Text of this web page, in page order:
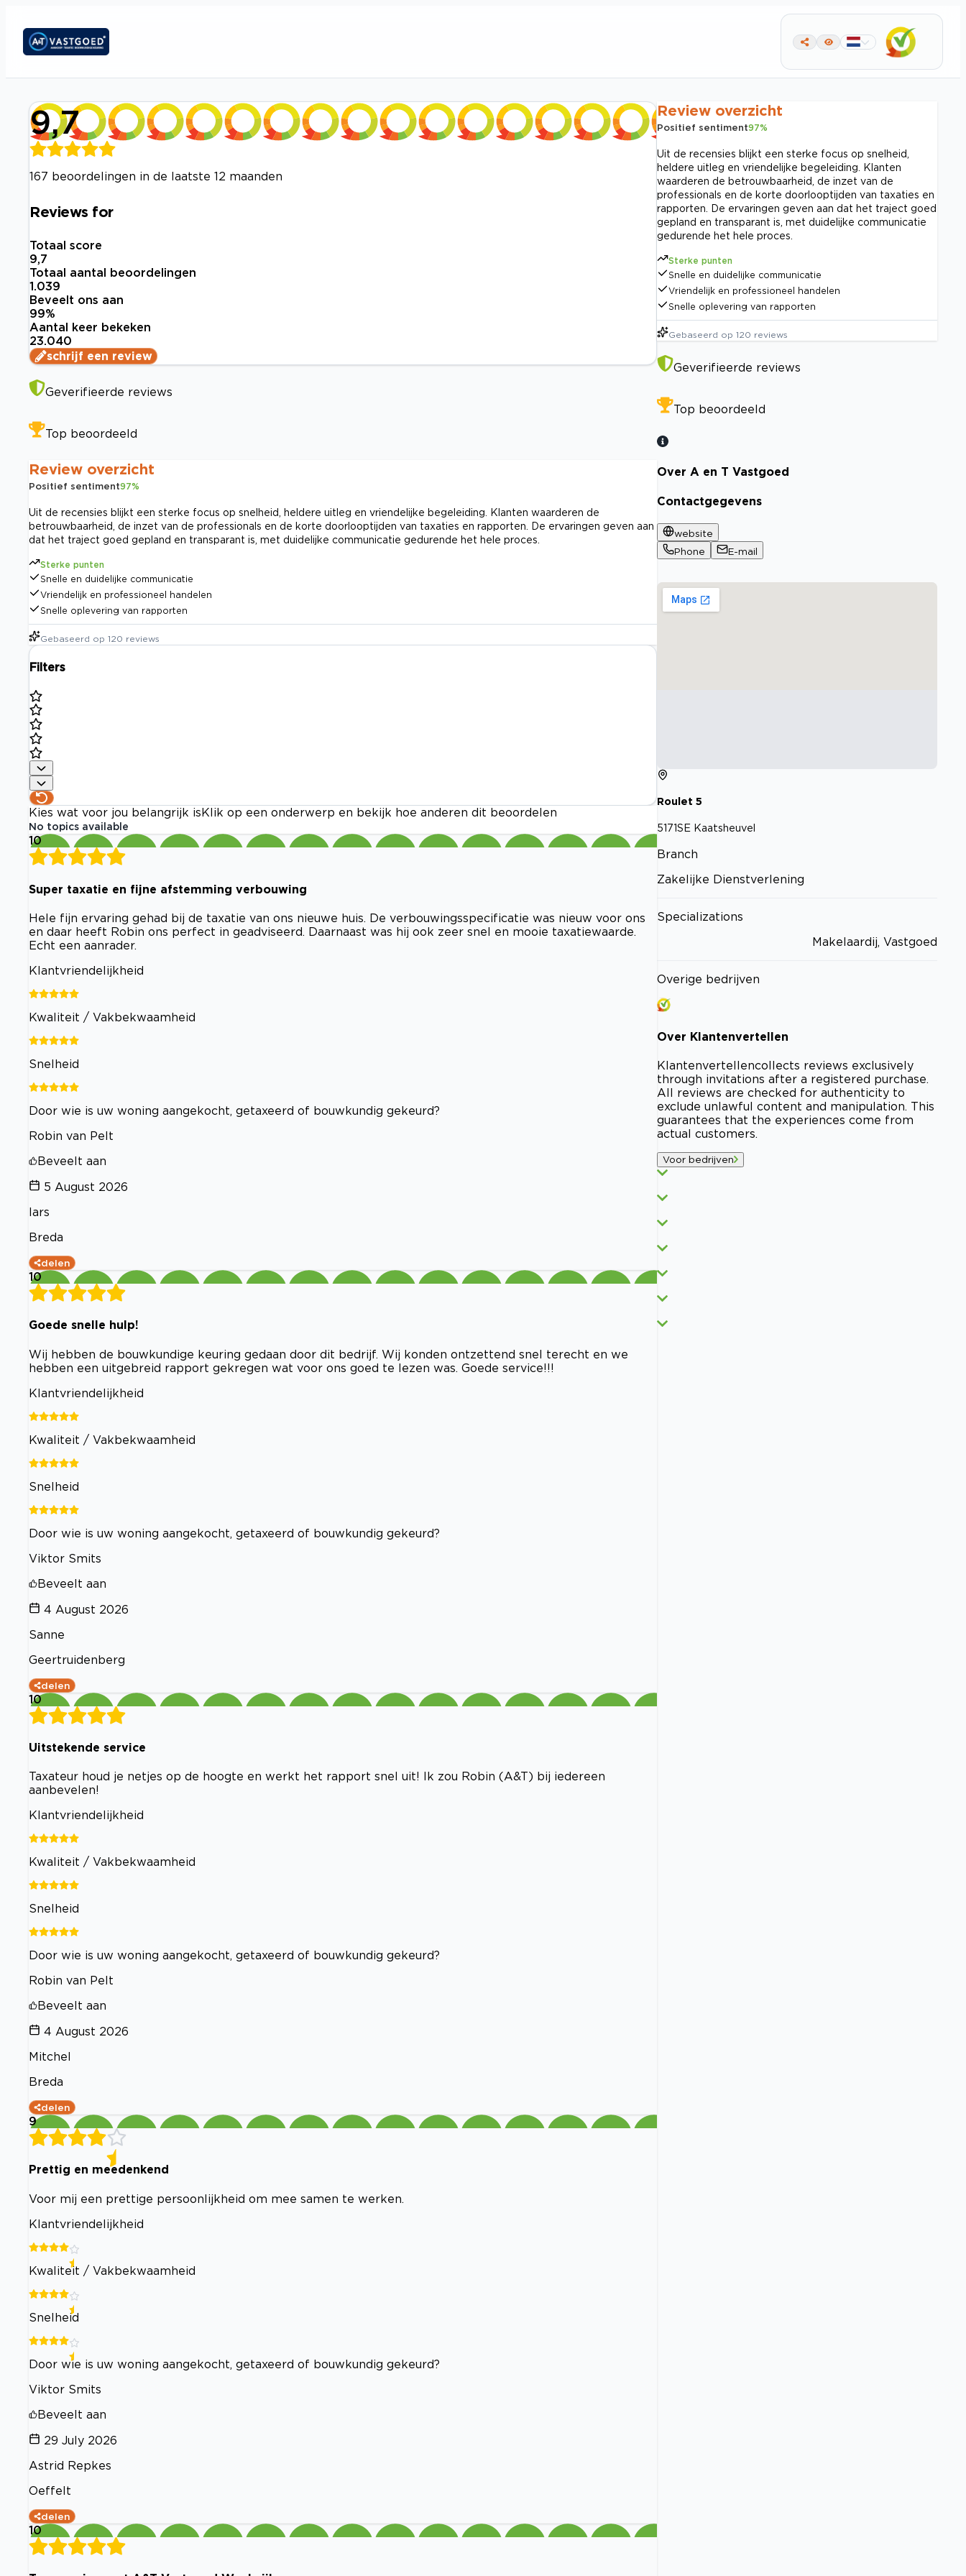
9,7
167 beoordelingen in de laatste 12 maanden
Reviews for
Totaal score
9,7
Totaal aantal beoordelingen
1.039
Beveelt ons aan
99%
Aantal keer bekeken
23.040
schrijf een review
Geverifieerde reviews
Top beoordeeld
Review overzicht
Positief sentiment97%
Uit de recensies blijkt een sterke focus op snelheid, heldere uitleg en vriendelijke begeleiding. Klanten waarderen de
betrouwbaarheid, de inzet van de professionals en de korte doorlooptijden van taxaties en rapporten. De ervaringen geven aan
dat het traject goed gepland en transparant is, met duidelijke communicatie gedurende het hele proces.
Sterke punten
Snelle en duidelijke communicatie
Vriendelijk en professioneel handelen
Snelle oplevering van rapporten
Gebaseerd op 120 reviews
Filters
Kies wat voor jou belangrijk is Klik op een onderwerp en bekijk hoe anderen dit beoordelen
No topics available
10
Super taxatie en fijne afstemming verbouwing
Hele fijn ervaring gehad bij de taxatie van ons nieuwe huis. De verbouwingsspecificatie was nieuw voor ons
en daar heeft Robin ons perfect in geadviseerd. Daarnaast was hij ook zeer snel en mooie taxatiewaarde.
Echt een aanrader.
Klantvriendelijkheid
Kwaliteit / Vakbekwaamheid
Snelheid
Door wie is uw woning aangekocht, getaxeerd of bouwkundig gekeurd?
Robin van Pelt
Beveelt aan
5 August 2026
lars
Breda
delen
10
Goede snelle hulp!
Wij hebben de bouwkundige keuring gedaan door dit bedrijf. Wij konden ontzettend snel terecht en we
hebben een uitgebreid rapport gekregen wat voor ons goed te lezen was. Goede service!!!
Klantvriendelijkheid
Kwaliteit / Vakbekwaamheid
Snelheid
Door wie is uw woning aangekocht, getaxeerd of bouwkundig gekeurd?
Viktor Smits
Beveelt aan
4 August 2026
Sanne
Geertruidenberg
delen
10
Uitstekende service
Taxateur houd je netjes op de hoogte en werkt het rapport snel uit! Ik zou Robin (A&T) bij iedereen
aanbevelen!
Klantvriendelijkheid
Kwaliteit / Vakbekwaamheid
Snelheid
Door wie is uw woning aangekocht, getaxeerd of bouwkundig gekeurd?
Robin van Pelt
Beveelt aan
4 August 2026
Mitchel
Breda
delen
9
Prettig en meedenkend
Voor mij een prettige persoonlijkheid om mee samen te werken.
Klantvriendelijkheid
Kwaliteit / Vakbekwaamheid
Snelheid
Door wie is uw woning aangekocht, getaxeerd of bouwkundig gekeurd?
Viktor Smits
Beveelt aan
29 July 2026
Astrid Repkes
Oeffelt
delen
10
Review overzicht
Positief sentiment97%
Uit de recensies blijkt een sterke focus op snelheid,
heldere uitleg en vriendelijke begeleiding. Klanten
waarderen de betrouwbaarheid, de inzet van de
professionals en de korte doorlooptijden van taxaties en
rapporten. De ervaringen geven aan dat het traject goed
gepland en transparant is, met duidelijke communicatie
gedurende het hele proces.
Sterke punten
Snelle en duidelijke communicatie
Vriendelijk en professioneel handelen
Snelle oplevering van rapporten
Gebaseerd op 120 reviews
Geverifieerde reviews
Top beoordeeld
Over A en T Vastgoed
Contactgegevens
website
Phone
E-mail
Roulet 5
5171SE Kaatsheuvel
Branch
Zakelijke Dienstverlening
Specializations
Makelaardij, Vastgoed
Overige bedrijven
Over Klantenvertellen
Klantenvertellencollects reviews exclusively
through invitations after a registered purchase.
All reviews are checked for authenticity to
exclude unlawful content and manipulation. This
guarantees that the experiences come from
actual customers.
Voor bedrijven